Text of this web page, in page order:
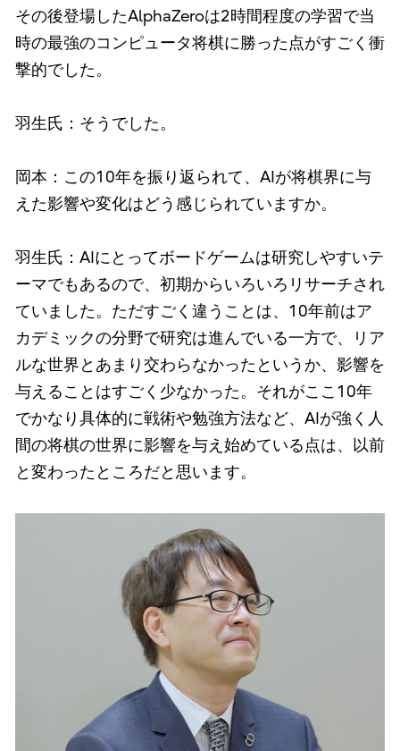
その後登場したAlphaZeroは2時間程度の学習で当
時の最強のコンピュータ将棋に勝った点がすごく衝
撃的でした。
羽生氏：そうでした。
岡本：この10年を振り返られて、AIが将棋界に与
えた影響や変化はどう感じられていますか。
羽生氏：AIにとってボードゲームは研究しやすいテ
ーマでもあるので、初期からいろいろリサーチされ
ていました。ただすごく違うことは、10年前はア
カデミックの分野で研究は進んでいる一方で、リア
ルな世界とあまり交わらなかったというか、影響を
与えることはすごく少なかった。それがここ10年
でかなり具体的に戦術や勉強方法など、AIが強く人
間の将棋の世界に影響を与え始めている点は、以前
と変わったところだと思います。